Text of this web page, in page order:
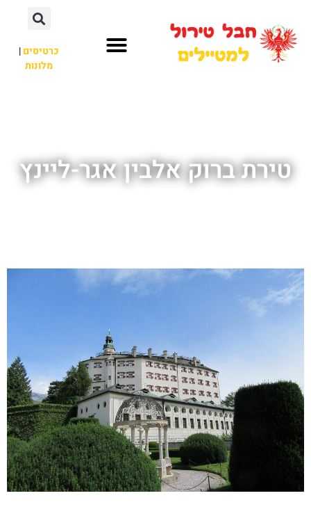
כרטיסים|
מלונות
טירת ברוק אלבין אגר-ליינץ